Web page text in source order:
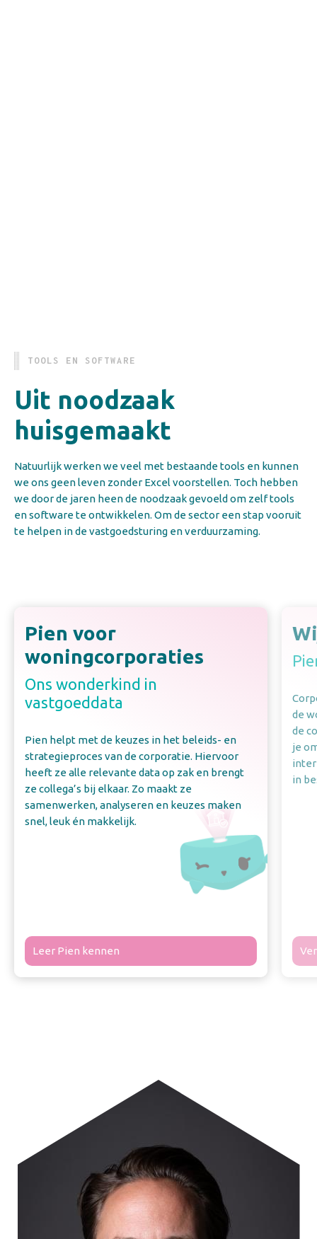
TOOLS EN SOFTWARE
Uit noodzaak
huisgemaakt
Natuurlijk werken we veel met bestaande tools en kunnen
we ons geen leven zonder Excel voorstellen. Toch hebben
we door de jaren heen de noodzaak gevoeld om zelf tools
en software te ontwikkelen. Om de sector een stap vooruit
te helpen in de vastgoedsturing en verduurzaming.
Pien voor
woningcorporaties
Ons wonderkind in
vastgoeddata
Pien helpt met de keuzes in het beleids- en
strategieproces van de corporatie. Hiervoor
heeft ze alle relevante data op zak en brengt
ze collega’s bij elkaar. Zo maakt ze
samenwerken, analyseren en keuzes maken
snel, leuk én makkelijk.
Leer Pien kennen
de
de
je
in